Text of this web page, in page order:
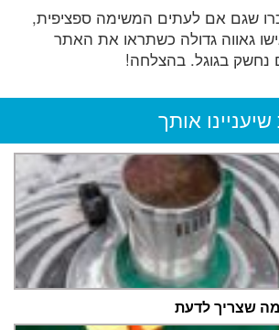
שגם אם לעתים המשימה ספציפית,
גאווה גדולה כשתראו את האתר
נחשק בגוגל. בהצלחה!
אותך
שצריך לדעת